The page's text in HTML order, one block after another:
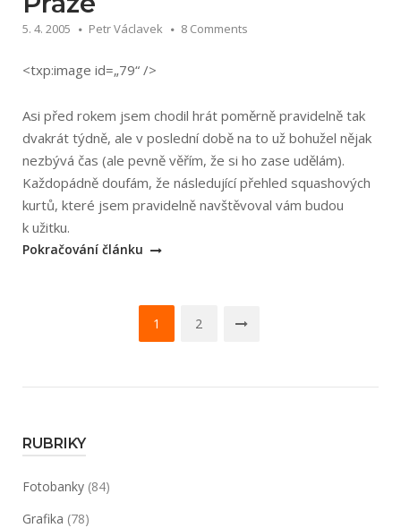
na
Azurové
na
5. 4. 2005 Petr Václavek 8 Comments
<txp:image id=„79“ />
Asi před rokem jsem chodil hrát poměrně pravidelně tak
dvakrát týdně, ale v poslední době na to už bohužel nějak
nezbývá čas (ale pevně věřím, že si ho zase udělám).
Každopádně doufám, že následující přehled squashových
kurtů, které jsem pravidelně navštěvoval vám budou
k užitku.
–
Pokračování článku
1 2
RUBRIKY
Fotobanky (84)
Grafika (78)